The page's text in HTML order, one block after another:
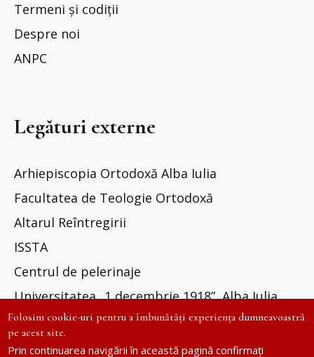
Termeni și codiții
Despre noi
ANPC
Legături externe
Arhiepiscopia Ortodoxă Alba Iulia
Facultatea de Teologie Ortodoxă
Altarul Reîntregirii
ISSTA
Centrul de pelerinaje
Universitatea „1 decembrie 1918”, Alba Iulia
Folosim cookie-uri pentru a îmbunătăți experiența dumneavoastră
pe acest site.
Prin continuarea navigării în această pagină confirmați